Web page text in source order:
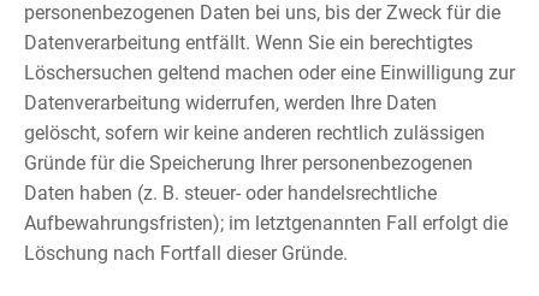
personenbezogenen Daten bei uns, bis der Zweck für die
Datenverarbeitung entfällt. Wenn Sie ein berechtigtes
Löschersuchen geltend machen oder eine Einwilligung zur
Datenverarbeitung widerrufen, werden Ihre Daten
gelöscht, sofern wir keine anderen rechtlich zulässigen
Gründe für die Speicherung Ihrer personenbezogenen
Daten haben (z. B. steuer- oder handelsrechtliche
Aufbewahrungsfristen); im letztgenannten Fall erfolgt die
Löschung nach Fortfall dieser Gründe.